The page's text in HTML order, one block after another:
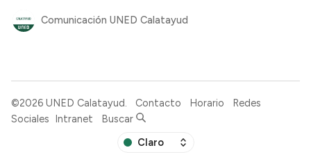
Comunicación UNED Calatayud
©2026 UNED Calatayud. Contacto Horario
Redes
Sociales Intranet Buscar